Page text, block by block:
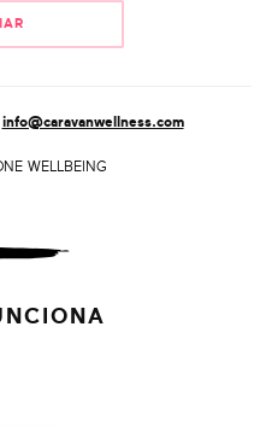
info@caravanwellness.com
WELLBEING